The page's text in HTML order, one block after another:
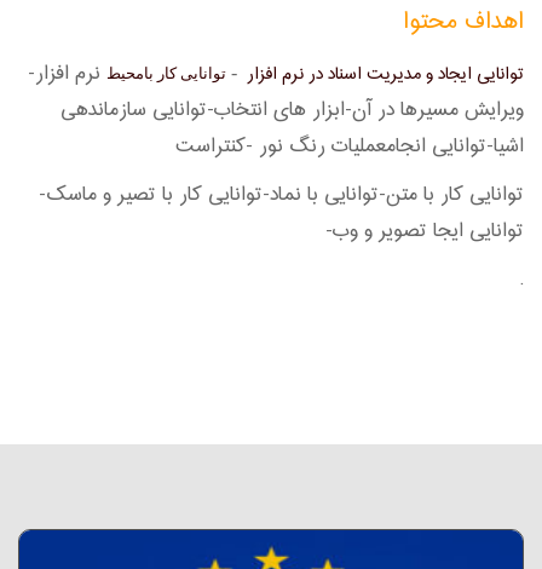
اهداف محتوا
توانایی ایجاد و مدیریت اسناد در نرم افزار - توانایی کار بامحیط نرم افزار-
ویرایش مسیرها در آن-ابزار های انتخاب-توانایی سازماندهی
اشیا-توانایی انجامعملیات رنگ نور -کنتراست
توانایی کار با متن-توانایی با نماد-توانایی کار با تصیر و ماسک-
توانایی ایجا تصویر و وب-
.